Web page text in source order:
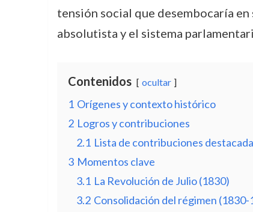
tensión social que desembocaría
absolutista y el sistema
Contenidos ocultar
1 Orígenes y contexto histórico
2 Logros y contribuciones
2.1 Lista de contribuciones
3 Momentos clave
3.1 La Revolución de Julio (1830)
3.2 Consolidación del régimen (1830-